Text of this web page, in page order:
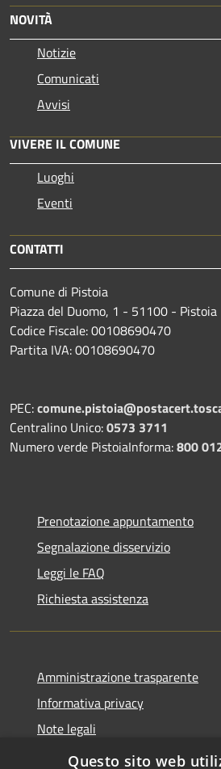
NOVITÀ
Notizie
Comunicati
Avvisi
VIVERE IL COMUNE
Luoghi
Eventi
CONTATTI
Comune di Pistoia
Piazza del Duomo, 1 - 51100 - Pistoia
Codice Fiscale: 00108690470
Partita IVA: 00108690470
PEC:
Centralino Unico:0573 3711
Numero verde PistoiaInforma:800
Prenotazione appuntamento
Segnalazione disservizio
Leggi le FAQ
Richiesta assistenza
Amministrazione trasparente
Informativa privacy
Note legali
Dichiarazione di accessibilità
Questo sito web